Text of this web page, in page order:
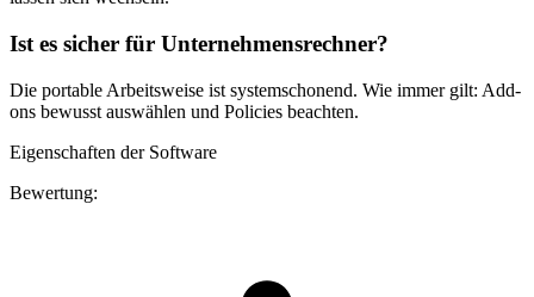
Ist es sicher für Unternehmensrechner?
Die portable Arbeitsweise ist systemschonend. Wie immer gilt: Add-
ons bewusst auswählen und Policies beachten.
Eigenschaften der Software
Bewertung: